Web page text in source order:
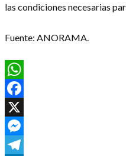
las condiciones necesarias
Fuente: ANORAMA.
WhatsApp
Facebook
X
Messenger